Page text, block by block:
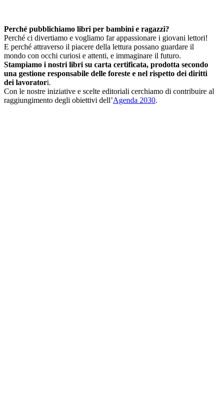
Perché pubblichiamo libri per bambini e ragazzi?
Perché ci divertiamo e vogliamo far appassionare i giovani lettori!
E perché attraverso il piacere della lettura possano guardare il
mondo con occhi curiosi e attenti, e immaginare il futuro.
Stampiamo i nostri libri su carta certificata, prodotta secondo
una gestione responsabile delle foreste e nel rispetto dei diritti
dei lavoratori.
Con le nostre iniziative e scelte editoriali cerchiamo di contribuire al
raggiungimento degli obiettivi dell’Agenda 2030.